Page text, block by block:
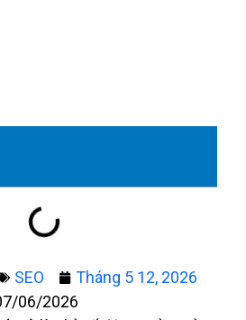
SEO
Tháng 5 12, 2026
06/2026